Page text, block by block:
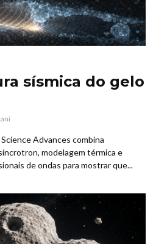
sísmica do gelo
Advances combina
modelagem térmica e
de ondas para mostrar que...